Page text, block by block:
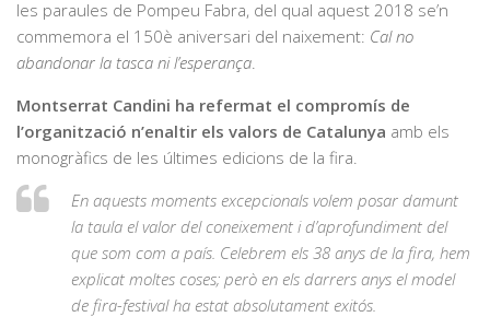
les paraules de Pompeu Fabra, del qual aquest 2018 se’n
commemora el 150è aniversari del naixement: Cal no
abandonar la tasca ni l’esperança
Montserrat Candini ha refermat el compromís de
l’organització n’enaltir els valors de Catalunya amb els
monogràfics de les últimes edicions de la fira.
En aquests moments excepcionals volem posar damunt
la taula el valor del coneixement i d’aprofundiment del
que som com a país. Celebrem els 38 anys de la fira, hem
explicat moltes coses; però en els darrers anys el model
de fira-festival ha estat absolutament exitós.